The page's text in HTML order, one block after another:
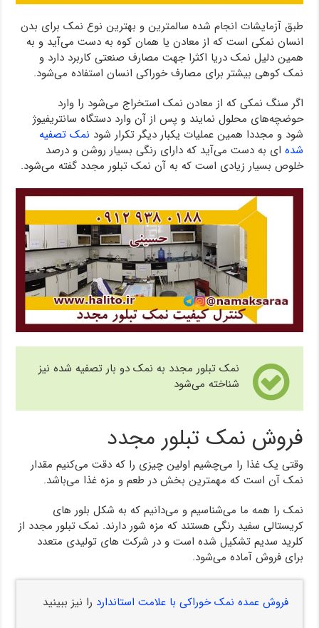
طبق آزمایشات انجام شده سالمترین و بهترین نوع نمک برای بدن
انسان نمکی است که از معادن یا همان کوه به دست می‌آید و به
همین دلیل نمک دریا اکثرا جهت مصارف صنعتی کاربرد دارد و
نمک کوهی بیشتر برای مصارف خوراکی انسان استفاده می‌شود.
اگر سنگ نمکی که از معادن نمک استخراج می‌شود را وارد
حوضچه‌های محلول نمایند و پس از آن وارد دستگاه سانتریفیوژ
شود و مجددا همین عملیات یکبار دیگر تکرار شود نمک تصفیه
شده ای به دست می‌آید که دارای رنگی بسیار روشن و درصد
خلوص بسیار زیادی است که به آن نمک تبلور مجدد گفته می‌شود.
نمک تبلور مجدد به نمک دو بار تصفیه شده نیز
شناخته می‌شود
فروش نمک تبلور مجدد
وقتی یک غذا را می‌چشیم اولین چیزی را که دقت می‌کنیم مقدار
نمک آن است که مهمترین بخش در طعم و مزه غذا می‌باشد.
نمک را همه ما می‌شناسیم و می‌دانیم که به شکل بلور های
کریستالی سفید رنگی هستند که مزه شور دارند. نمک تبلور مجدد از
کلرید سدیم تشکیل شده است و در شرکت های تولیدی متعدد
برای فروش آماده می‌شود.
فروش عمده نمک خوراکی با علامت استاندارد را نیز ببینید